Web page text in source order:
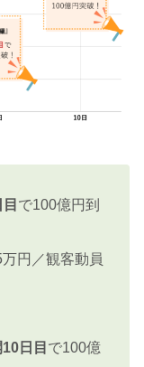
で100億円到
円／観客動員
日目 で100億